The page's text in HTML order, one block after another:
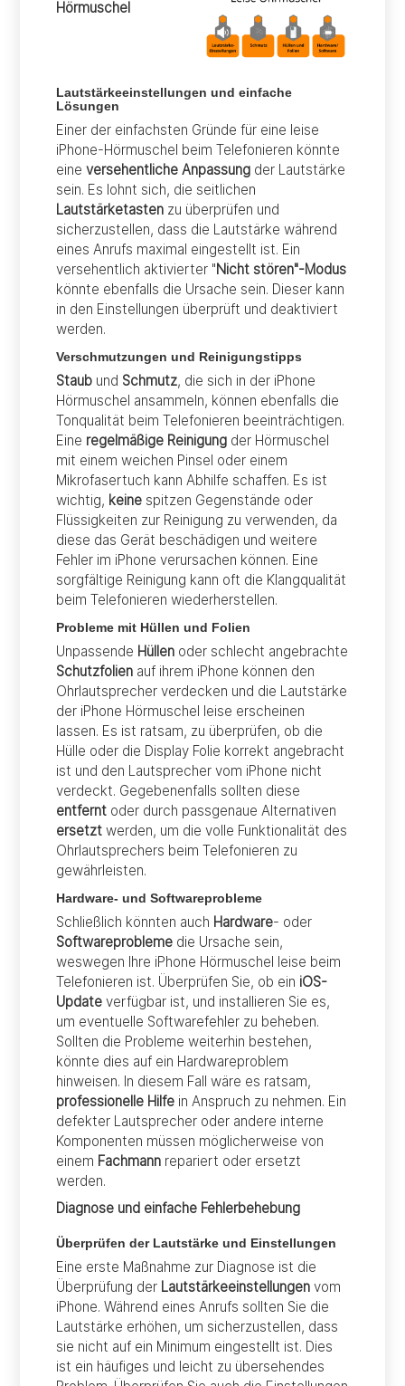
Hörmuschel
Lautstärkeeinstellungen und einfache
Lösungen
Einer der einfachsten Gründe für eine leise
iPhone-Hörmuschel beim Telefonieren könnte
eineversehentliche Anpassung der Lautstärke
sein. Es lohnt sich, die seitlichen
Lautstärketasten zu überprüfen und
sicherzustellen, dass die Lautstärke während
eines Anrufs maximal eingestellt ist. Ein
versehentlich aktivierter "Nicht stören"-Modus
könnte ebenfalls die Ursache sein. Dieser kann
in den Einstellungen überprüft und deaktiviert
werden.
Verschmutzungen und Reinigungstipps
Staub und Schmutz, die sich in der iPhone
Hörmuschel ansammeln, können ebenfalls die
Tonqualität beim Telefonieren beeinträchtigen.
Eine regelmäßige Reinigung der Hörmuschel
mit einem weichen Pinsel oder einem
Mikrofasertuch kann Abhilfe schaffen. Es ist
wichtig, keine spitzen Gegenstände oder
Flüssigkeiten zur Reinigung zu verwenden, da
diese das Gerät beschädigen und weitere
Fehler im iPhone verursachen können. Eine
sorgfältige Reinigung kann oft die Klangqualität
beim Telefonieren wiederherstellen.
Probleme mit Hüllen und Folien
Unpassende Hüllen oder schlecht angebrachte
Schutzfolien auf ihrem iPhone können den
Ohrlautsprecher verdecken und die Lautstärke
der iPhone Hörmuschel leise erscheinen
lassen. Es ist ratsam, zu überprüfen, ob die
Hülle oder die Display Folie korrekt angebracht
ist und den Lautsprecher vom iPhone nicht
verdeckt. Gegebenenfalls sollten diese
entfernt oder durch passgenaue Alternativen
ersetzt werden, um die volle Funktionalität des
Ohrlautsprechers beim Telefonieren zu
gewährleisten.
Hardware- und Softwareprobleme
Schließlich könnten auch Hardware- oder
Softwareprobleme die Ursache sein,
weswegen Ihre iPhone Hörmuschel leise beim
Telefonieren ist. Überprüfen Sie, ob ein iOS-
Update verfügbar ist, und installieren Sie es,
um eventuelle Softwarefehler zu beheben.
Sollten die Probleme weiterhin bestehen,
könnte dies auf ein Hardwareproblem
hinweisen. In diesem Fall wäre es ratsam,
professionelle Hilfe in Anspruch zu nehmen. Ein
defekter Lautsprecher oder andere interne
Komponenten müssen möglicherweise von
einem Fachmann repariert oder ersetzt
werden.
Diagnose und einfache Fehlerbehebung
Überprüfen der Lautstärke und Einstellungen
Eine erste Maßnahme zur Diagnose ist die
Überprüfung der Lautstärkeeinstellungenvom
iPhone. Während eines Anrufs sollten Sie die
Lautstärke erhöhen, um sicherzustellen, dass
sie nicht auf ein Minimum eingestellt ist. Dies
ist ein häufiges und leicht zu übersehendes